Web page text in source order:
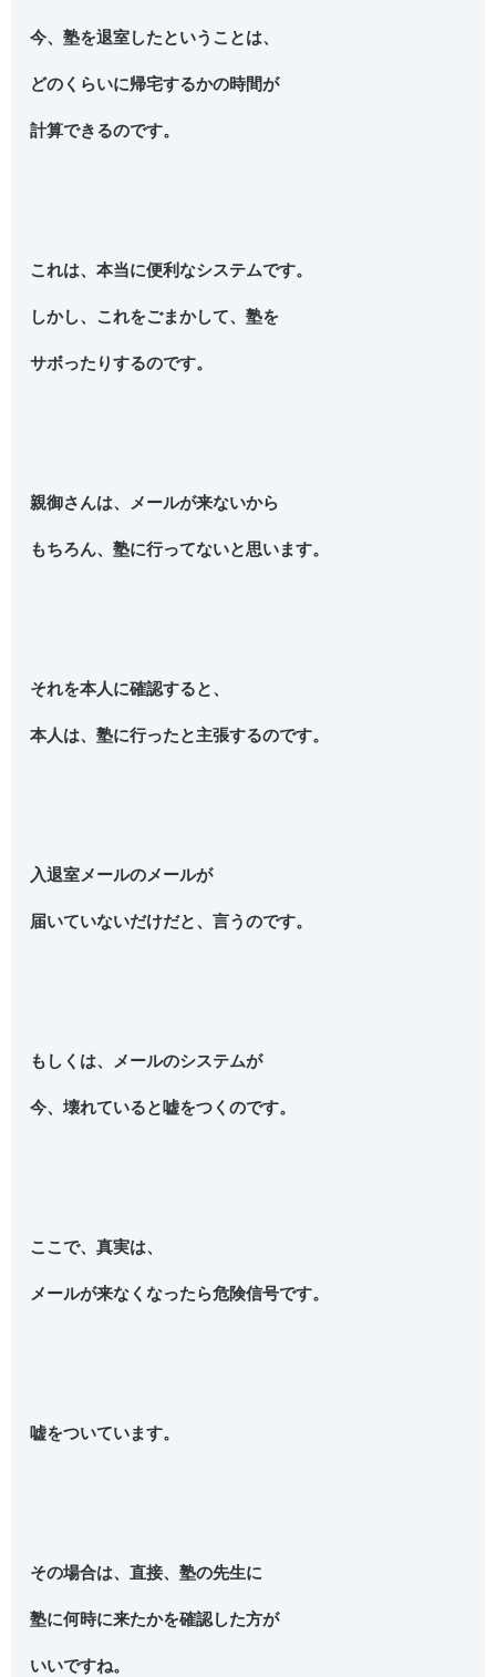
今、塾を退室したということは、
どのくらいに帰宅するかの時間が
計算できるのです。
これは、本当に便利なシステムです。
しかし、これをごまかして、塾を
サボったりするのです。
親御さんは、メールが来ないから
もちろん、塾に行ってないと思います。
それを本人に確認すると、
本人は、塾に行ったと主張するのです。
入退室メールのメールが
届いていないだけだと、言うのです。
もしくは、メールのシステムが
今、壊れていると嘘をつくのです。
ここで、真実は、
メールが来なくなったら危険信号です。
嘘をついています。
その場合は、直接、塾の先生に
塾に何時に来たかを確認した方が
いいですね。